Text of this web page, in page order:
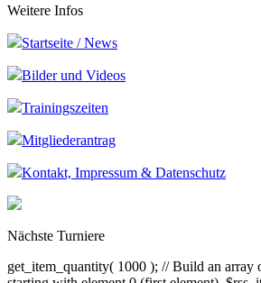
Weitere Infos
Startseite / News
Bilder und Videos
Trainingszeiten
Mitgliederantrag
Kontakt, Impressum & Datenschutz
Nächste Turniere
get_item_quantity( 1000 ); // Build an array